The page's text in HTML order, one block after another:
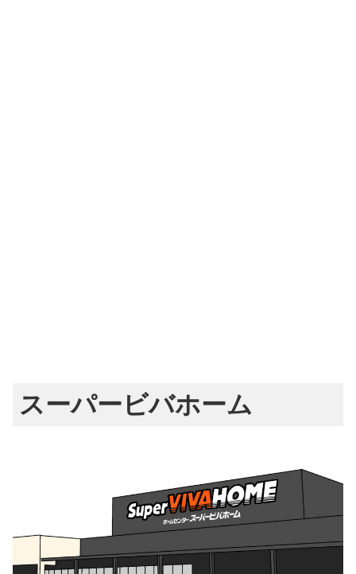
スーパービバホーム